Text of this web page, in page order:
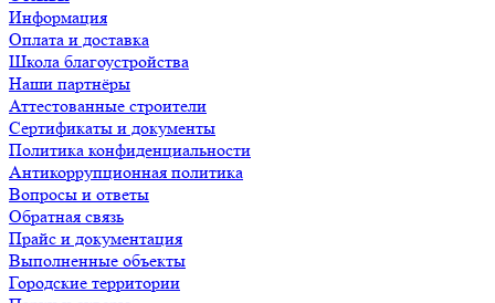
Информация
Оплата и доставка
Школа благоустройства
Наши партнёры
Аттестованные строители
Сертификаты и документы
Политика конфиденциальности
Антикоррупционная политика
Вопросы и ответы
Обратная связь
Прайс и документация
Выполненные объекты
Городские территории